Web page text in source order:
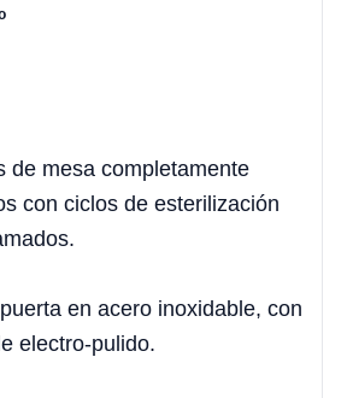
de mesa completamente
con ciclos de esterilización
en acero inoxidable, con
electro-pulido.